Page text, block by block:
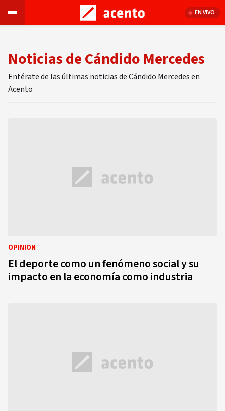
EN VIVO
Noticias de Cándido Mercedes
Entérate de las últimas noticias de Cándido Mercedes en
Acento
OPINIÓN
El deporte como un fenómeno social y su
impacto en la economía como industria